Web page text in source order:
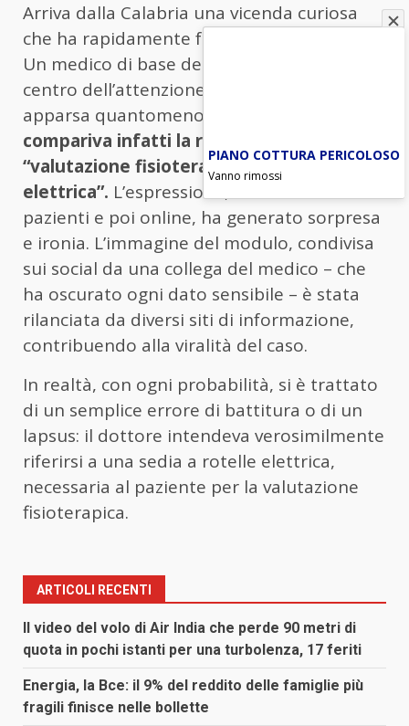
Arriva dalla Calabria una vicenda curiosa
che ha rapidamente fatto il giro del web.
Un medico di base del Cosentino è finito al
centro dell’attenzione per una prescrizione
apparsa quantomeno insolita:
compariva infatti la richiesta di una
“valutazione fisioterapica per sedia
elettrica”. L’espressione, subito notata dai
pazienti e poi online, ha generato sorpresa
e ironia. L’immagine del modulo, condivisa
sui social da una collega del medico – che
ha oscurato ogni dato sensibile – è stata
rilanciata da diversi siti di informazione,
contribuendo alla viralità del caso.
In realtà, con ogni probabilità, si è trattato
di un semplice errore di battitura o di un
lapsus: il dottore intendeva verosimilmente
riferirsi a una sedia a rotelle elettrica,
necessaria al paziente per la valutazione
fisioterapica.
ARTICOLI RECENTI
Il video del volo di Air India che perde 90 metri di
quota in pochi istanti per una turbolenza, 17 feriti
Energia, la Bce: il 9% del reddito delle famiglie più
fragili finisce nelle bollette
PIANO COTTURA PERICOLOSO
Vanno rimossi